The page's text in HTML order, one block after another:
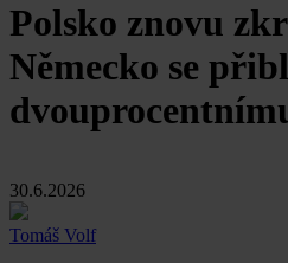
Polsko znovu
Německo se
30.6.2026
Tomáš Volf